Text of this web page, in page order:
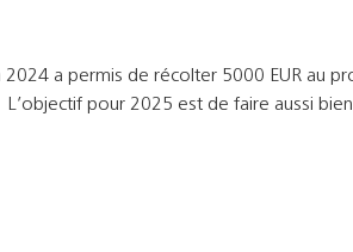
2024 a permis de récolter 5000 EUR au
pour 2025 est de faire aussi